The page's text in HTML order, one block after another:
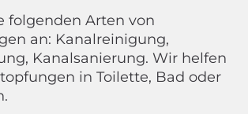
folgenden Arten von
an: Kanalreinigung,
Kanalsanierung. Wir helfen
in Toilette, Bad oder